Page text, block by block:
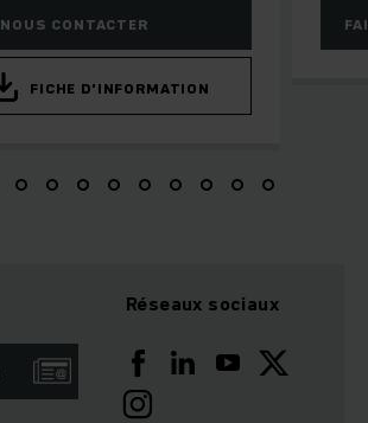
NOUS CONTACTER
FICHE D'INFORMATION
Réseaux sociaux